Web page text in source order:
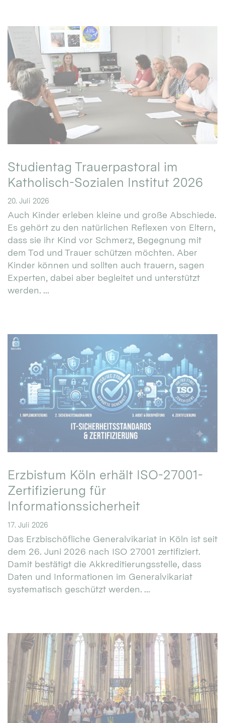
Studientag Trauerpastoral im
Katholisch-Sozialen Institut 2026
20. Juli 2026
Auch Kinder erleben kleine und große Abschiede.
Es gehört zu den natürlichen Reflexen von Eltern,
dass sie ihr Kind vor Schmerz, Begegnung mit
dem Tod und Trauer schützen möchten. Aber
Kinder können und sollten auch trauern, sagen
Experten, dabei aber begleitet und unterstützt
werden. ...
Erzbistum Köln erhält ISO-27001-
Zertifizierung für
Informationssicherheit
17. Juli 2026
Das Erzbischöfliche Generalvikariat in Köln ist seit
dem 26. Juni 2026 nach ISO 27001 zertifiziert.
Damit bestätigt die Akkreditierungsstelle, dass
Daten und Informationen im Generalvikariat
systematisch geschützt werden. ...